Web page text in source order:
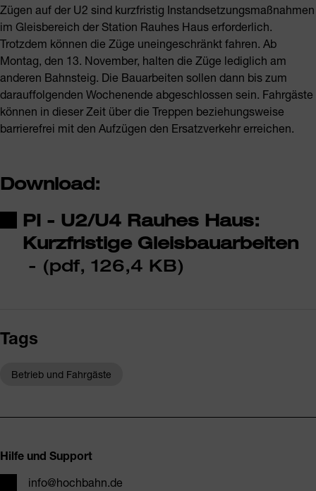
Zügen auf der U2 sind kurzfristig Instandsetzungsmaßnahmen
im Gleisbereich der Station Rauhes Haus erforderlich.
Trotzdem können die Züge uneingeschränkt fahren. Ab
Montag, den 13. November, halten die Züge lediglich am
anderen Bahnsteig. Die Bauarbeiten sollen dann bis zum
darauffolgenden Wochenende abgeschlossen sein. Fahrgäste
können in dieser Zeit über die Treppen beziehungsweise
barrierefrei mit den Aufzügen den Ersatzverkehr erreichen.
Download:
PI - U2/U4 Rauhes Haus:
Kurzfristige Gleisbauarbeiten
- (pdf, 126,4 KB)
Tags
Betrieb und Fahrgäste
Hilfe und Support
E-Mailinfo@hochbahn.de